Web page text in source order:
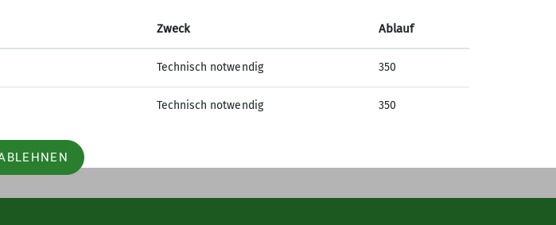
Unsere Partnersektion Recklinghausen
Deutschen Alpenvereins e.V.
Normannenstr. 22
Telefon +49234504169
Zweck Ablauf
Technisch notwendig 350
Technisch notwendig 350